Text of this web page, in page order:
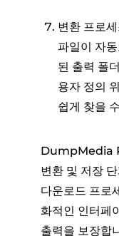
변환 프로
파일이 자
된 출력 폴
용자 정의
쉽게 찾을
DumpMedia
변환 및 저장
다운로드 프로
화적인 인터페
출력을 보장합